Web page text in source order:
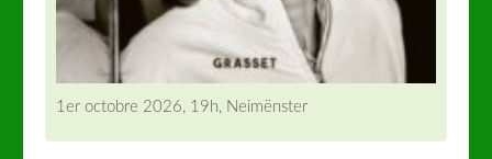
1er octobre 2026, 19h, Neimënster